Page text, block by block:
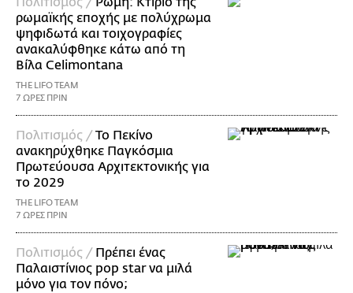
ρωμαϊκής εποχής με πολύχρωμα
ψηφιδωτά και τοιχογραφίες
ανακαλύφθηκε κάτω από τη
Βίλα Celimontana
THE LIFO TEAM
7 ΩΡΕΣ ΠΡΙΝ
Πολιτισμός / Το Πεκίνο
ανακηρύχθηκε Παγκόσμια
Πρωτεύουσα Αρχιτεκτονικής για
το 2029
THE LIFO TEAM
7 ΩΡΕΣ ΠΡΙΝ
Πολιτισμός / Πρέπει ένας
Παλαιστίνιος pop star να μιλά
μόνο για τον πόνο;